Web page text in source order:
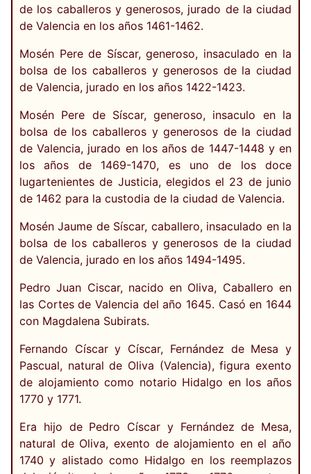
de los caballeros y generosos, jurado de la ciudad
de Valencia en los años 1461-1462.
Mosén Pere de Síscar, generoso, insaculado en la
bolsa de los caballeros y generosos de la ciudad
de Valencia, jurado en los años 1422-1423.
Mosén Pere de Síscar, generoso, insaculo en la
bolsa de los caballeros y generosos de la ciudad
de Valencia, jurado en los años de 1447-1448 y en
los años de 1469-1470, es uno de los doce
lugartenientes de Justicia, elegidos el 23 de junio
de 1462 para la custodia de la ciudad de Valencia.
Mosén Jaume de Síscar, caballero, insaculado en la
bolsa de los caballeros y generosos de la ciudad
de Valencia, jurado en los años 1494-1495.
Pedro Juan Ciscar, nacido en Oliva, Caballero en
las Cortes de Valencia del año 1645. Casó en 1644
con Magdalena Subirats.
Fernando Císcar y Císcar, Fernández de Mesa y
Pascual, natural de Oliva (Valencia), figura exento
de alojamiento como notario Hidalgo en los años
1770 y 1771.
Era hijo de Pedro Císcar y Fernández de Mesa,
natural de Oliva, exento de alojamiento en el año
1740 y alistado como Hidalgo en los reemplazos